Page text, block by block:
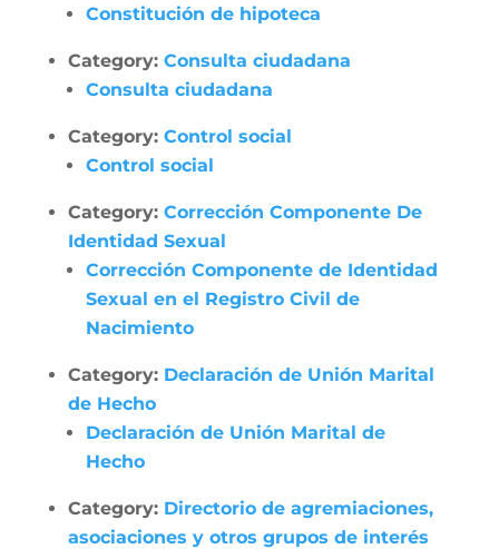
Constitución de hipoteca
Category: Consulta ciudadana
Consulta ciudadana
Category: Control social
Control social
Category: Corrección Componente De
Identidad Sexual
Corrección Componente de Identidad
Sexual en el Registro Civil de
Nacimiento
Category: Declaración de Unión Marital
de Hecho
Declaración de Unión Marital de
Hecho
Category: Directorio de agremiaciones,
asociaciones y otros grupos de interés